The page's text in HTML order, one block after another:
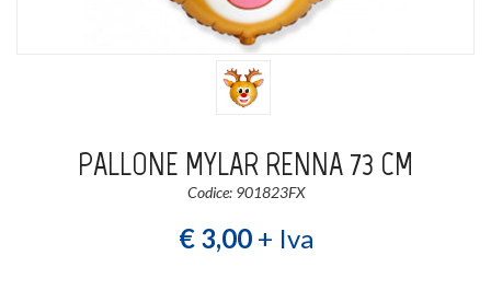
Wishlist
PALLONE MYLAR RENNA 73 CM
Codice: 901823FX
€ 3,00+ Iva